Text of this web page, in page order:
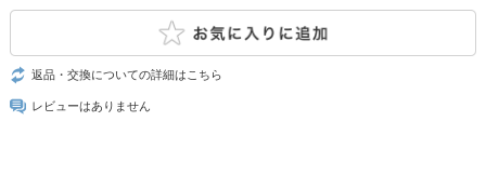
返品・交換についての詳細はこちら
レビューはありません